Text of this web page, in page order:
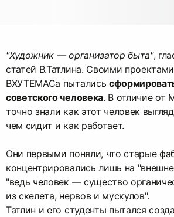
"Художник — организатор быта",
статей В.Татлина. Своими
ВХУТЕМАСа пытались
советского человека. В отличие от
точно знали как этот человек
чем сидит и как работает.
Они первыми поняли, что старые
концентрировались лишь на
"ведь человек — существо
из скелета, нервов и мускулов".
Татлин и его студенты пытался